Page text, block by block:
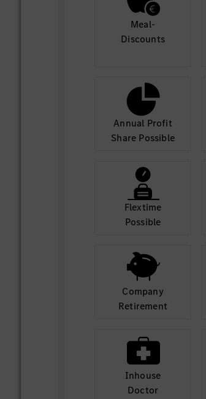
Meal-
Discounts
Annual Profit
Share Possible
Flextime
Possible
Company
Retirement
Inhouse
Doctor